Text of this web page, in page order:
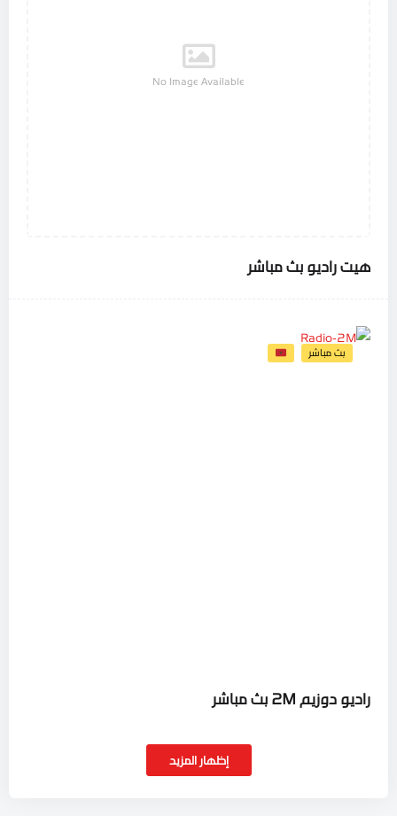
No Image Available
هيت راديو بث مباشر
بث مباشر
راديو دوزيم 2M بث مباشر
إظهار المزيد